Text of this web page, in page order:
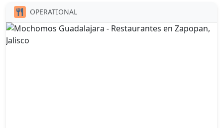
OPERATIONAL